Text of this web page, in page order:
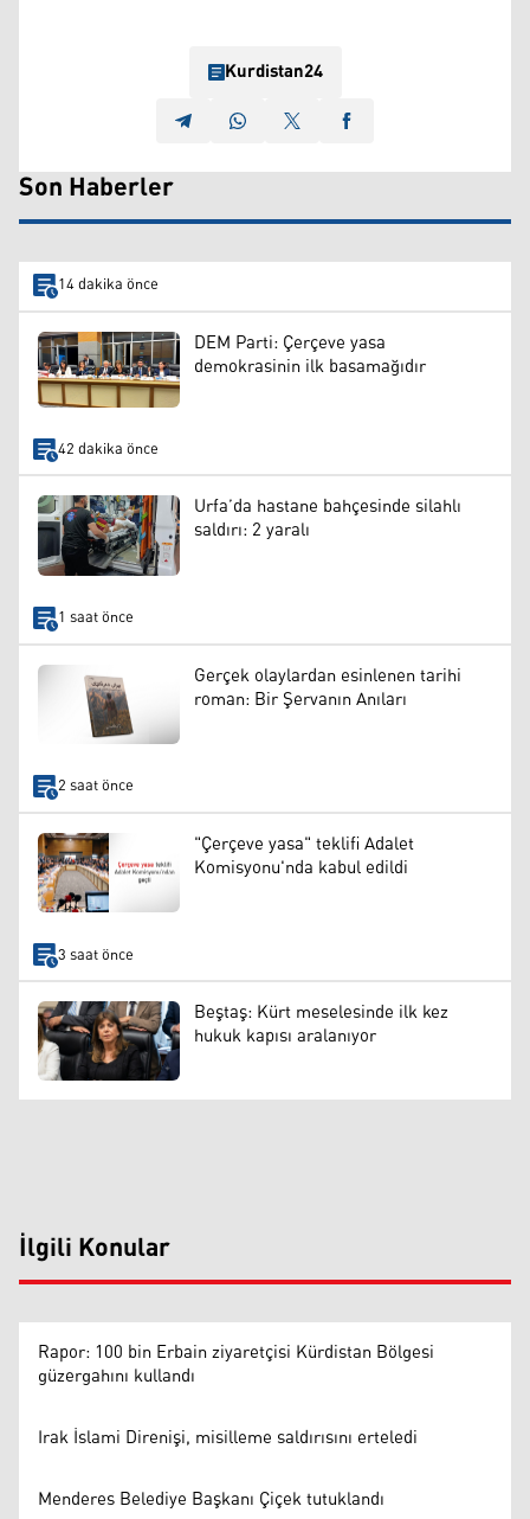
Kurdistan24
Son Haberler
14 dakika önce
DEM Parti: Çerçeve yasa
demokrasinin ilk basamağıdır
42 dakika önce
Urfa’da hastane bahçesinde silahlı
saldırı: 2 yaralı
1 saat önce
Gerçek olaylardan esinlenen tarihi
roman: Bir Şervanın Anıları
2 saat önce
"Çerçeve yasa" teklifi Adalet
Komisyonu'nda kabul edildi
3 saat önce
Beştaş: Kürt meselesinde ilk kez
hukuk kapısı aralanıyor
İlgili Konular
Rapor: 100 bin Erbain ziyaretçisi Kürdistan Bölgesi
güzergahını kullandı
Irak İslami Direnişi, misilleme saldırısını erteledi
Menderes Belediye Başkanı Çiçek tutuklandı